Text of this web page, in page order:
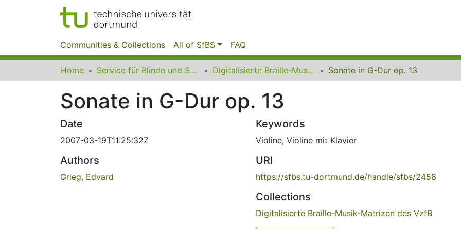
Communities & Collections All of SfBS FAQ
Home Service für Blinde und Sehbehinderte der UB Dortmund Digitalisierte Braille-Musik-Matrizen des VzfB Sonate in G-Dur op. 13
Sonate in G-Dur op. 13
Date
2007-03-19T11:25:32Z
Authors
Grieg, Edvard
Keywords
Violine, Violine mit Klavier
URI
https://sfbs.tu-dortmund.de/handle/sfbs/2458
Collections
Digitalisierte Braille-Musik-Matrizen des VzfB